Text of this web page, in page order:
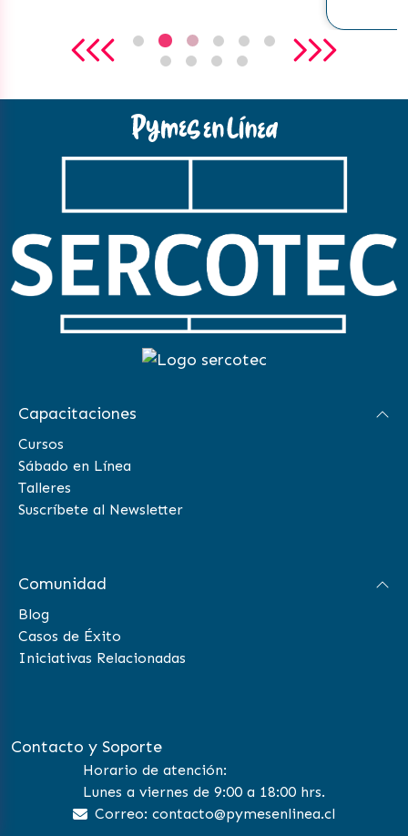
Capacitaciones
Cursos
Sábado en Línea
Talleres
Suscríbete al Newsletter
Comunidad
Blog
Casos de Éxito
Iniciativas Relacionadas
Contacto y Soporte
Horario de atención:
Lunes a viernes de 9:00 a 18:00 hrs.
Correo: contacto@pymesenlinea.cl